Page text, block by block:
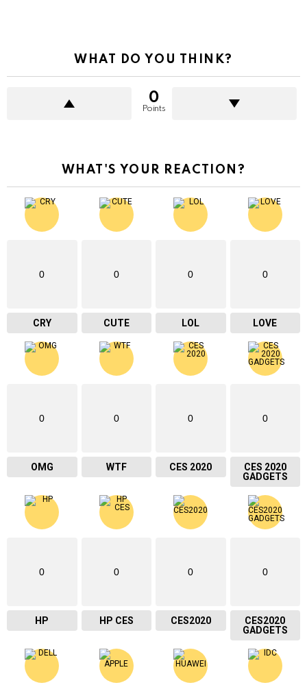
WHAT DO YOU THINK?
0
Points
WHAT'S YOUR REACTION?
0
CRY
0
CUTE
0
LOL
0
LOVE
0
OMG
0
WTF
0
CES 2020
0
CES 2020
GADGETS
0
HP
0
HP CES
0
CES2020
0
CES2020
GADGETS